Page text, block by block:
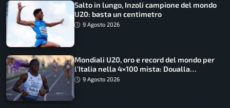
Salto in lungo, Inzoli campione del mondo
U20: basta un centimetro
9 Agosto 2026
Mondiali U20, oro e record del mondo per
l’Italia nella 4×100 mista: Doualla
straordinaria
9 Agosto 2026